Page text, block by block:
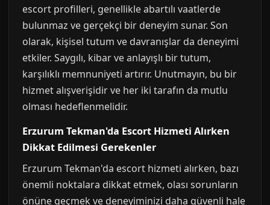
escort profilleri, genellikle abartılı vaatlerde
bulunmaz ve gerçekçi bir deneyim sunar. Son
olarak, kişisel tutum ve davranışlar da deneyimi
etkiler. Saygılı, kibar ve anlayışlı bir tutum,
karşılıklı memnuniyeti artırır. Unutmayın, bu bir
hizmet alışverişidir ve her iki tarafın da mutlu
olması hedeflenmelidir.
Erzurum Tekman'da Escort Hizmeti Alırken
Dikkat Edilmesi Gerekenler
Erzurum Tekman'da escort hizmeti alırken, bazı
önemli noktalara dikkat etmek, olası sorunların
önüne geçmek ve deneyiminizi daha güvenli hale